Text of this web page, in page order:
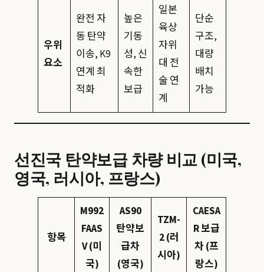
우위
요소
완전 자
동 탄약
이송, K9
연계 최
적화
높은
기동
성, 신
속한
보급
일본
육상
자위
대 전
술 연
계
단순
구조,
대량
배치
가능
선진국 탄약보급 차량 비교 (미국,
영국, 러시아, 프랑스)
항목
M992
FAAS
V (미
국)
AS90
탄약보
급차
(영국)
TZM-
2 (러
시아)
CAESA
R 보급
차 (프
랑스)